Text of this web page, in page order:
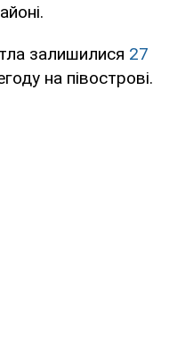
залишилися 27
на півострові.